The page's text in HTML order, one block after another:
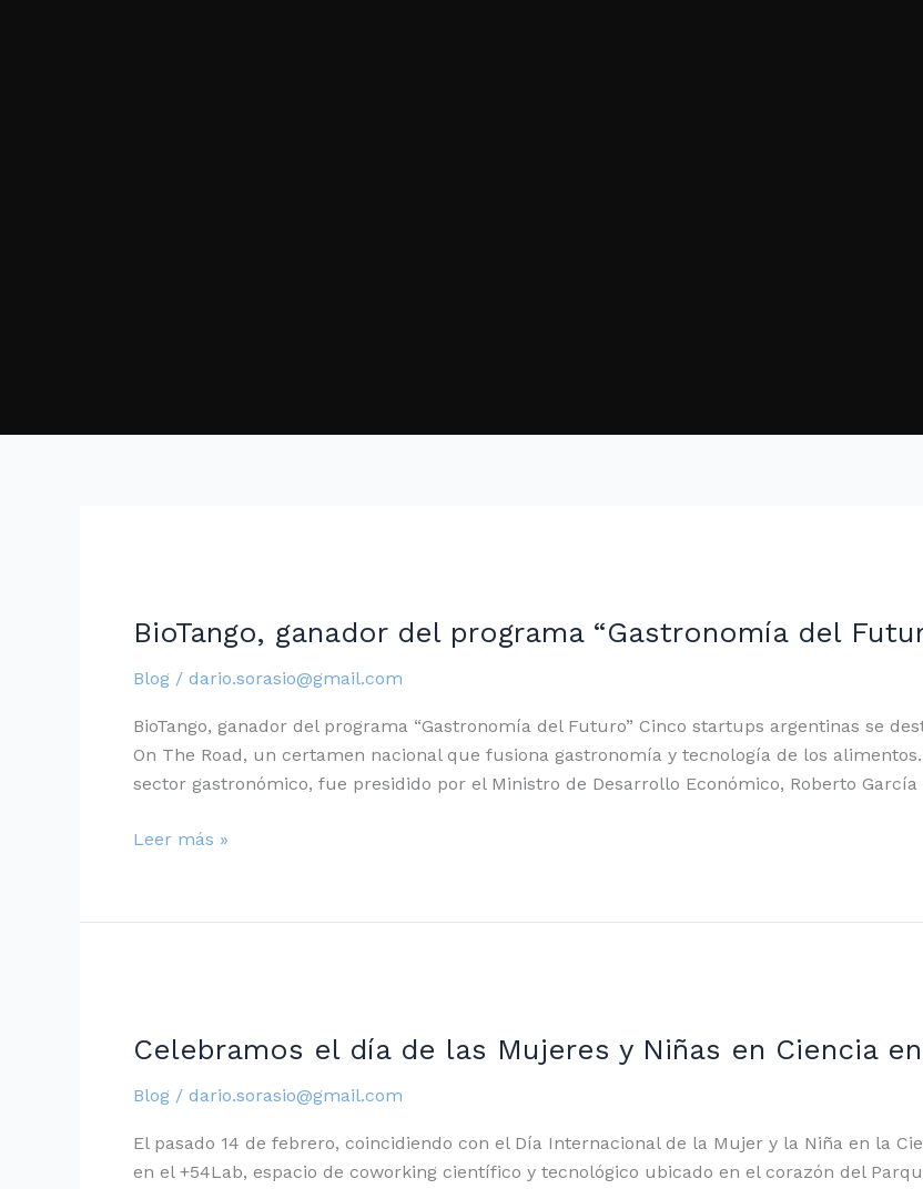
BioTango, ganador del programa “Gastronomía del
Blog / dario.sorasio@gmail.com
BioTango, ganador del programa “Gastronomía del Futuro” Cinco startups argentinas se
On The Road, un certamen nacional que fusiona gastronomía y tecnología de los
sector gastronómico, fue presidido por el Ministro de Desarrollo Económico, Roberto
del
“Gastronomía
del
Futuro”
Leer más »
Celebramos el día de las Mujeres y Niñas en Ciencia
Blog / dario.sorasio@gmail.com
El pasado 14 de febrero, coincidiendo con el Día Internacional de la Mujer y la Niña en la
en el +54Lab, espacio de coworking científico y tecnológico ubicado en el corazón del
día
las
Mujeres